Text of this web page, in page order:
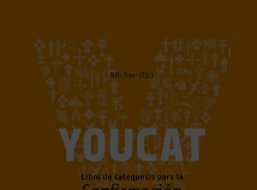
acompaña hasta el gran día de tu
Confirmación.
En él encontrarás un buen programa de
entrenamiento, muchos consejos para
una vida emocionante con Dios, pero
ante todo, encuentras referencias a dos
(ver ficha)